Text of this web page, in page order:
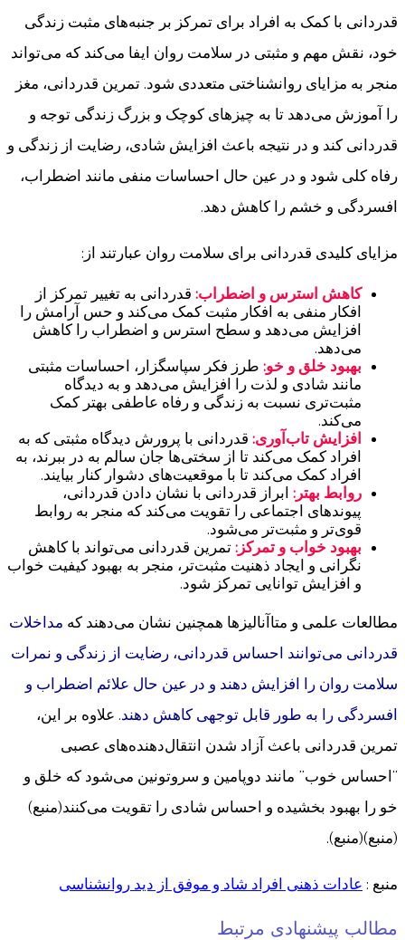
قدردانی با کمک به افراد برای تمرکز بر جنبه‌های مثبت زندگی
خود، نقش مهم و مثبتی در سلامت روان ایفا می‌کند که می‌تواند
منجر به مزایای روانشناختی متعددی شود. تمرین قدردانی، مغز
را آموزش می‌دهد تا به چیزهای کوچک و بزرگ زندگی توجه و
قدردانی کند و در نتیجه باعث افزایش شادی، رضایت از زندگی و
رفاه کلی شود و در عین حال احساسات منفی مانند اضطراب،
افسردگی و خشم را کاهش دهد.
مزایای کلیدی قدردانی برای سلامت روان عبارتند از:
کاهش استرس و اضطراب: قدردانی به تغییر تمرکز از
افکار منفی به افکار مثبت کمک می‌کند و حس آرامش را
افزایش می‌دهد و سطح استرس و اضطراب را کاهش
می‌دهد.
بهبود خلق و خو: طرز فکر سپاسگزار، احساسات مثبتی
مانند شادی و لذت را افزایش می‌دهد و به دیدگاه
مثبت‌تری نسبت به زندگی و رفاه عاطفی بهتر کمک
می‌کند.
افزایش تاب‌آوری: قدردانی با پرورش دیدگاه مثبتی که به
افراد کمک می‌کند تا از سختی‌ها جان سالم به در ببرند، به
افراد کمک می‌کند تا با موقعیت‌های دشوار کنار بیایند.
روابط بهتر: ابراز قدردانی با نشان دادن قدردانی،
پیوندهای اجتماعی را تقویت می‌کند که منجر به روابط
قوی‌تر و مثبت‌تر می‌شود.
بهبود خواب و تمرکز: تمرین قدردانی می‌تواند با کاهش
نگرانی و ایجاد ذهنیت مثبت‌تر، منجر به بهبود کیفیت خواب
و افزایش توانایی تمرکز شود.
مطالعات علمی و متاآنالیزها همچنین نشان می‌دهند که مداخلات
قدردانی می‌توانند احساس قدردانی، رضایت از زندگی و نمرات
سلامت روان را افزایش دهند و در عین حال علائم اضطراب و
افسردگی را به طور قابل توجهی کاهش دهند. علاوه بر این،
تمرین قدردانی باعث آزاد شدن انتقال‌دهنده‌های عصبی
“احساس خوب” مانند دوپامین و سروتونین می‌شود که خلق و
خو را بهبود بخشیده و احساس شادی را تقویت می‌کنند(منبع)
(منبع)(منبع).
منبع : عادات ذهنی افراد شاد و موفق از دید روانشناسی
مطالب پیشنهادی مرتبط